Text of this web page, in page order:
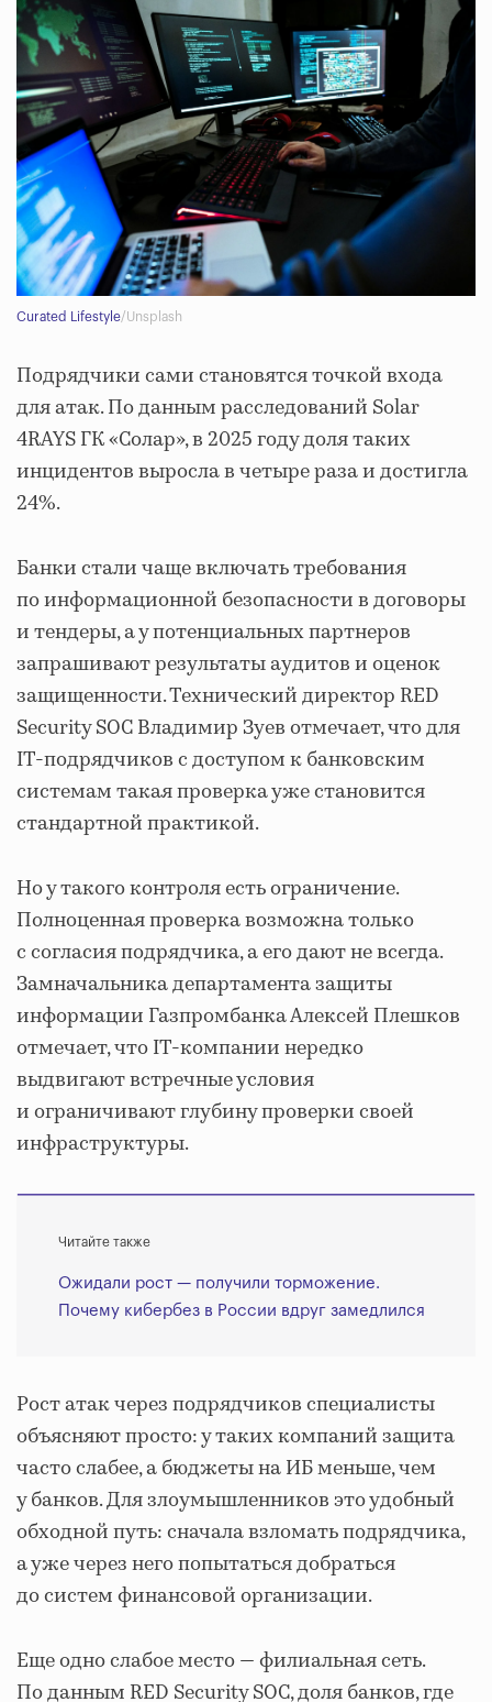
Curated Lifestyle/Unsplash
Подрядчики сами становятся точкой входа
для атак. По данным расследований Solar
4RAYS ГК «Солар», в 2025 году доля таких
инцидентов выросла в четыре раза и достигла
24%.
Банки стали чаще включать требования
по информационной безопасности в договоры
и тендеры, а у потенциальных партнеров
запрашивают результаты аудитов и оценок
защищенности. Технический директор RED
Security SOC Владимир Зуев отмечает, что для
IT-подрядчиков с доступом к банковским
системам такая проверка уже становится
стандартной практикой.
Но у такого контроля есть ограничение.
Полноценная проверка возможна только
с согласия подрядчика, а его дают не всегда.
Замначальника департамента защиты
информации Газпромбанка Алексей Плешков
отмечает, что IT-компании нередко
выдвигают встречные условия
и ограничивают глубину проверки своей
инфраструктуры.
Читайте также
Ожидали рост — получили торможение.
Почему кибербез в России вдруг замедлился
Рост атак через подрядчиков специалисты
объясняют просто: у таких компаний защита
часто слабее, а бюджеты на ИБ меньше, чем
у банков. Для злоумышленников это удобный
обходной путь: сначала взломать подрядчика,
а уже через него попытаться добраться
до систем финансовой организации.
Еще одно слабое место — филиальная сеть.
По данным RED Security SOC, доля банков, где